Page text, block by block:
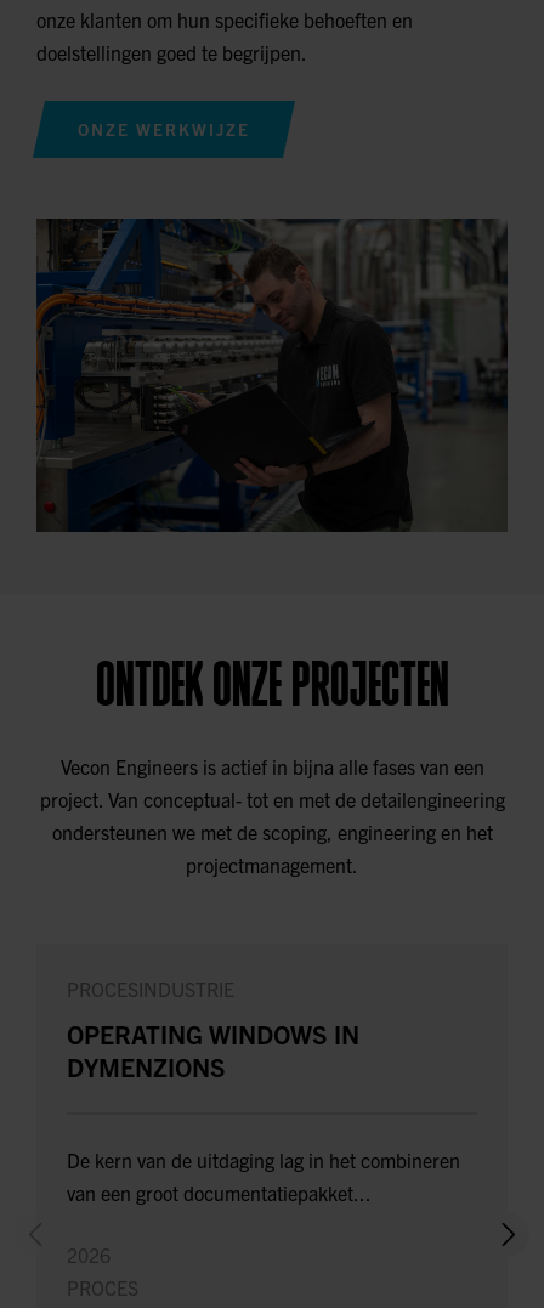
onze klanten om hun specifieke behoeften en
doelstellingen goed te begrijpen.
ONZE WERKWIJZE
ONTDEK ONZE PROJECTEN
Vecon Engineers is actief in bijna alle fases van een
project. Van conceptual- tot en met de detailengineering
ondersteunen we met de scoping, engineering en het
projectmanagement.
PROCESINDUSTRIE
OPERATING WINDOWS IN
DYMENZIONS
De kern van de uitdaging lag in het combineren
van een groot documentatiepakket...
2026
PROCES